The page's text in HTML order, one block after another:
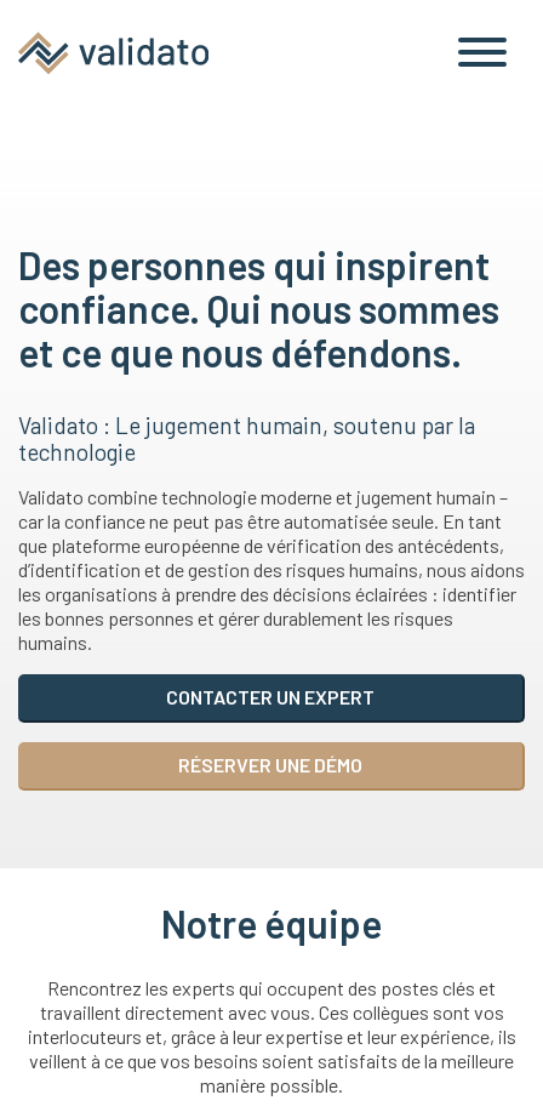
Des personnes qui inspirent
confiance. Qui nous sommes
et ce que nous défendons.
Validato : Le jugement humain, soutenu par la
technologie
Validato combine technologie moderne et jugement humain –
car la confiance ne peut pas être automatisée seule. En tant
que plateforme européenne de vérification des antécédents,
d’identification et de gestion des risques humains, nous aidons
les organisations à prendre des décisions éclairées : identifier
les bonnes personnes et gérer durablement les risques
humains.
CONTACTER UN EXPERT
RÉSERVER UNE DÉMO
Notre équipe
Rencontrez les experts qui occupent des postes clés et
travaillent directement avec vous. Ces collègues sont vos
interlocuteurs et, grâce à leur expertise et leur expérience, ils
veillent à ce que vos besoins soient satisfaits de la meilleure
manière possible.